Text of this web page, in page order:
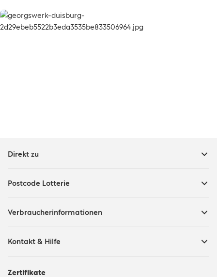
Direkt zu
Postcode Lotterie
Verbraucherinformationen
Kontakt & Hilfe
Zertifikate